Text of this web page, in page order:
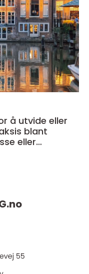
å utvide eller
blant
eller
no